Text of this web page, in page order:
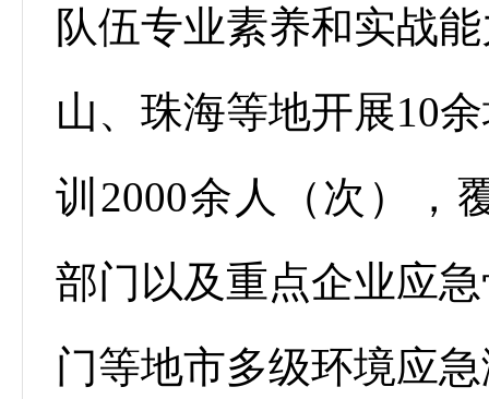
队伍专业素养和实战
山、珠海等地开展10
训2000余人（次），
部门以及重点企业应
门等地市多级环境应